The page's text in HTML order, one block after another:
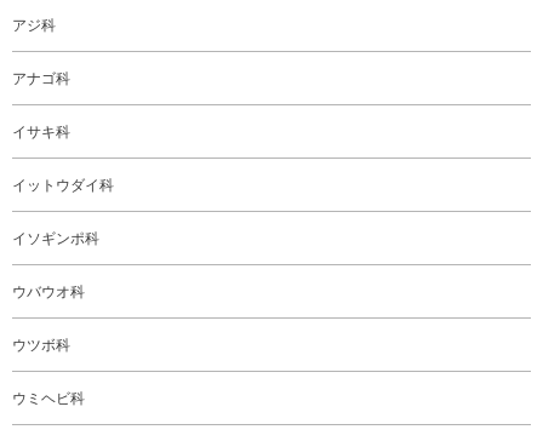
アジ科
アナゴ科
イサキ科
イットウダイ科
イソギンポ科
ウバウオ科
ウツボ科
ウミヘビ科